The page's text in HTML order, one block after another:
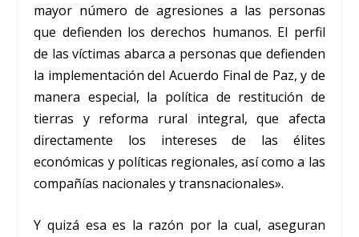
mayor número de agresiones a las personas
que defienden los derechos humanos. El perfil
de las víctimas abarca a personas que defienden
la implementación del Acuerdo Final de Paz, y de
manera especial, la política de restitución de
tierras y reforma rural integral, que afecta
directamente los intereses de las élites
económicas y políticas regionales, así como a las
compañías nacionales y transnacionales».
Y quizá esa es la razón por la cual, aseguran